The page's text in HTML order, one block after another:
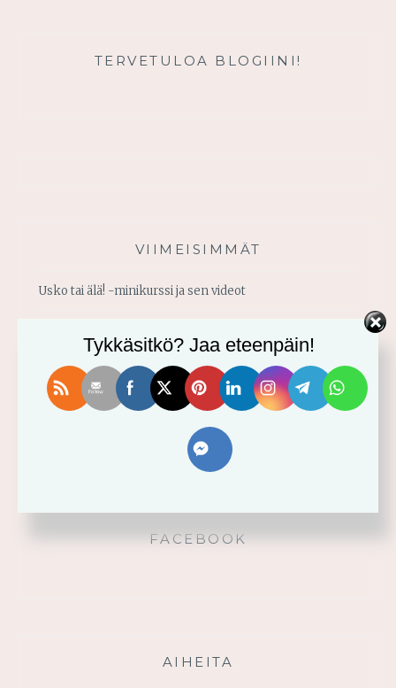
TERVETULOA BLOGIINI!
VIIMEISIMMÄT
Usko tai älä! -minikurssi ja sen videot
Älä yritä omin voimin
Käytä saamaasi voimaa!
FACEBOOK
AIHEITA
Tykkäsitkö? Jaa eteenpäin!